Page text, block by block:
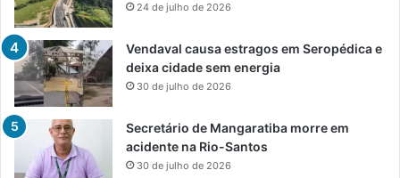
24 de julho de 2026
Vendaval causa estragos em Seropédica e
deixa cidade sem energia
30 de julho de 2026
Secretário de Mangaratiba morre em
acidente na Rio-Santos
30 de julho de 2026